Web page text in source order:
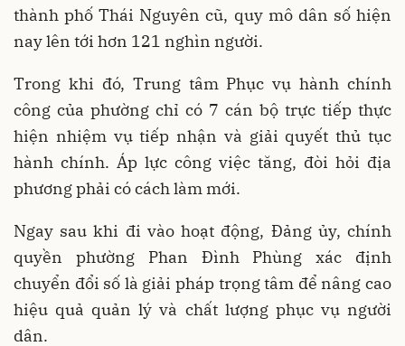
thành phố Thái Nguyên cũ, quy mô dân số hiện
nay lên tới hơn 121 nghìn người.
Trong khi đó, Trung tâm Phục vụ hành chính
công của phường chỉ có 7 cán bộ trực tiếp thực
hiện nhiệm vụ tiếp nhận và giải quyết thủ tục
hành chính. Áp lực công việc tăng, đòi hỏi địa
phương phải có cách làm mới.
Ngay sau khi đi vào hoạt động, Đảng ủy, chính
quyền phường Phan Đình Phùng xác định
chuyển đổi số là giải pháp trọng tâm để nâng cao
hiệu quả quản lý và chất lượng phục vụ người
dân.